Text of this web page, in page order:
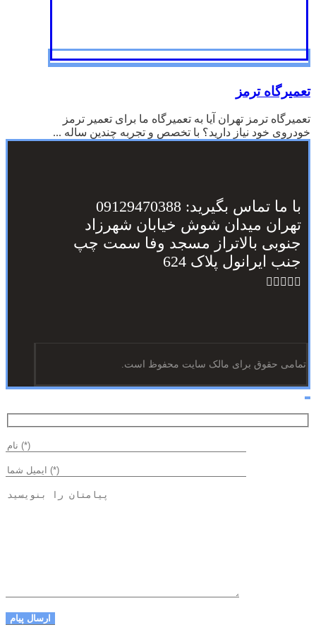
تعمیرگاه ترمز
تعمیرگاه ترمز تهران آیا به تعمیرگاه ما برای تعمیر ترمز
خودروی خود نیاز دارید؟ با تخصص و تجربه چندین ساله ...
با ما تماس بگیرید: 09129470388
تهران میدان شوش خیابان شهرزاد
جنوبی بالاتراز مسجد وفا سمت چپ
جنب ایرانول پلاک 624
تمامی حقوق برای مالک سایت محفوظ است.